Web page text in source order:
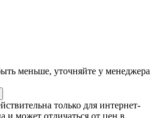
меньше, уточняйте у менеджера
только для интернет-
и может отличаться от цен в